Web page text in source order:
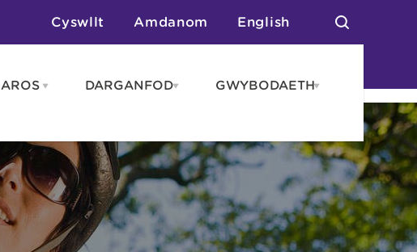
Cyswllt Amdanom English
AROS Open
Gwestai
Hunan Arlwyo
Carafanau a Gwersylla
Rhagor o Leoedd
DARGANFODOpen
GWYBODAETHOpen